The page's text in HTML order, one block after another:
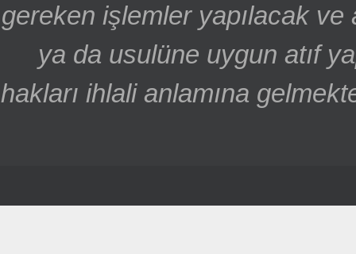
gereken işlemler yapılacak ve
ya da usulüne uygun atıf
hakları ihlali anlamına